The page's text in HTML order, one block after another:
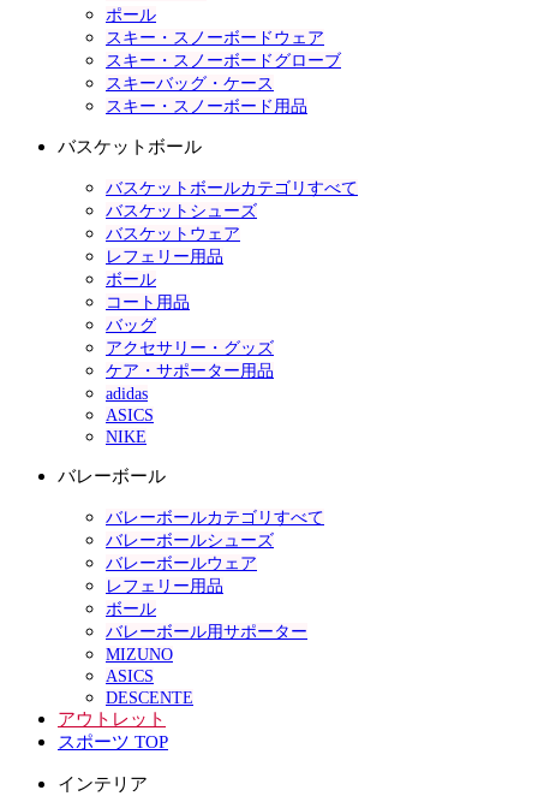
ポール
スキー・スノーボードウェア
スキー・スノーボードグローブ
スキーバッグ・ケース
スキー・スノーボード用品
バスケットボール
バスケットボールカテゴリすべて
バスケットシューズ
バスケットウェア
レフェリー用品
ボール
コート用品
バッグ
アクセサリー・グッズ
ケア・サポーター用品
adidas
ASICS
NIKE
バレーボール
バレーボールカテゴリすべて
バレーボールシューズ
バレーボールウェア
レフェリー用品
ボール
バレーボール用サポーター
MIZUNO
ASICS
DESCENTE
アウトレット
スポーツ TOP
インテリア